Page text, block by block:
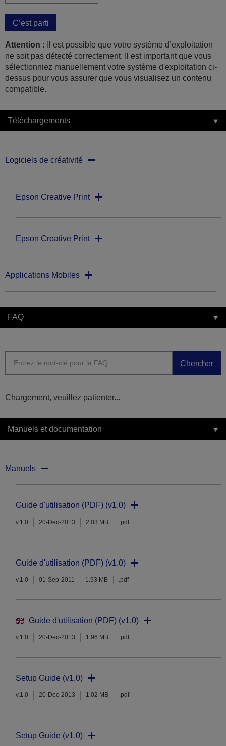
C’est parti
Attention : Il est possible que votre système d’exploitation
ne soit pas détecté correctement. Il est important que vous
sélectionniez manuellement votre système d'exploitation ci-
dessus pour vous assurer que vous visualisez un contenu
compatible.
Téléchargements
Logiciels de créativité
Epson Creative Print
Epson Creative Print
Applications Mobiles
FAQ
Chercher
Chargement, veuillez patienter...
Manuels et documentation
Manuels
Guide d'utilisation (PDF) (v1.0)
v.1.0 20-Dec-2013 2.03 MB .pdf
Guide d'utilisation (PDF) (v1.0)
v.1.0 01-Sep-2011 1.93 MB .pdf
Guide d'utilisation (PDF) (v1.0)
v.1.0 20-Dec-2013 1.96 MB .pdf
Setup Guide (v1.0)
v.1.0 20-Dec-2013 1.02 MB .pdf
Setup Guide (v1.0)